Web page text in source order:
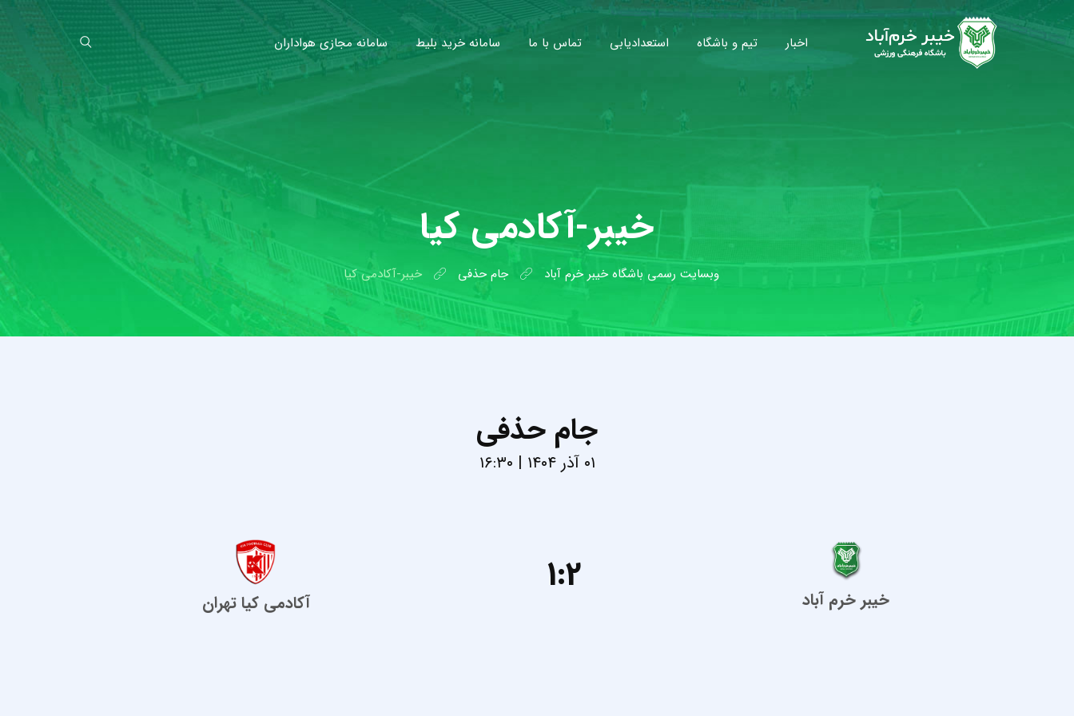
اخبار تیم و باشگاه استعدادیابی تماس با ما سامانه خرید بلیط سامانه مجازی هواداران
خیبر-آکادمی کیا
وبسایت رسمی باشگاه خیبر خرم آباد جام حذفی خیبر-آکادمی کیا
جام حذفی
۰۱ آذر ۱۴۰۴ | ۱۶:۳۰
خیبر خرم آباد 1:2
آکادمی کیا تهران